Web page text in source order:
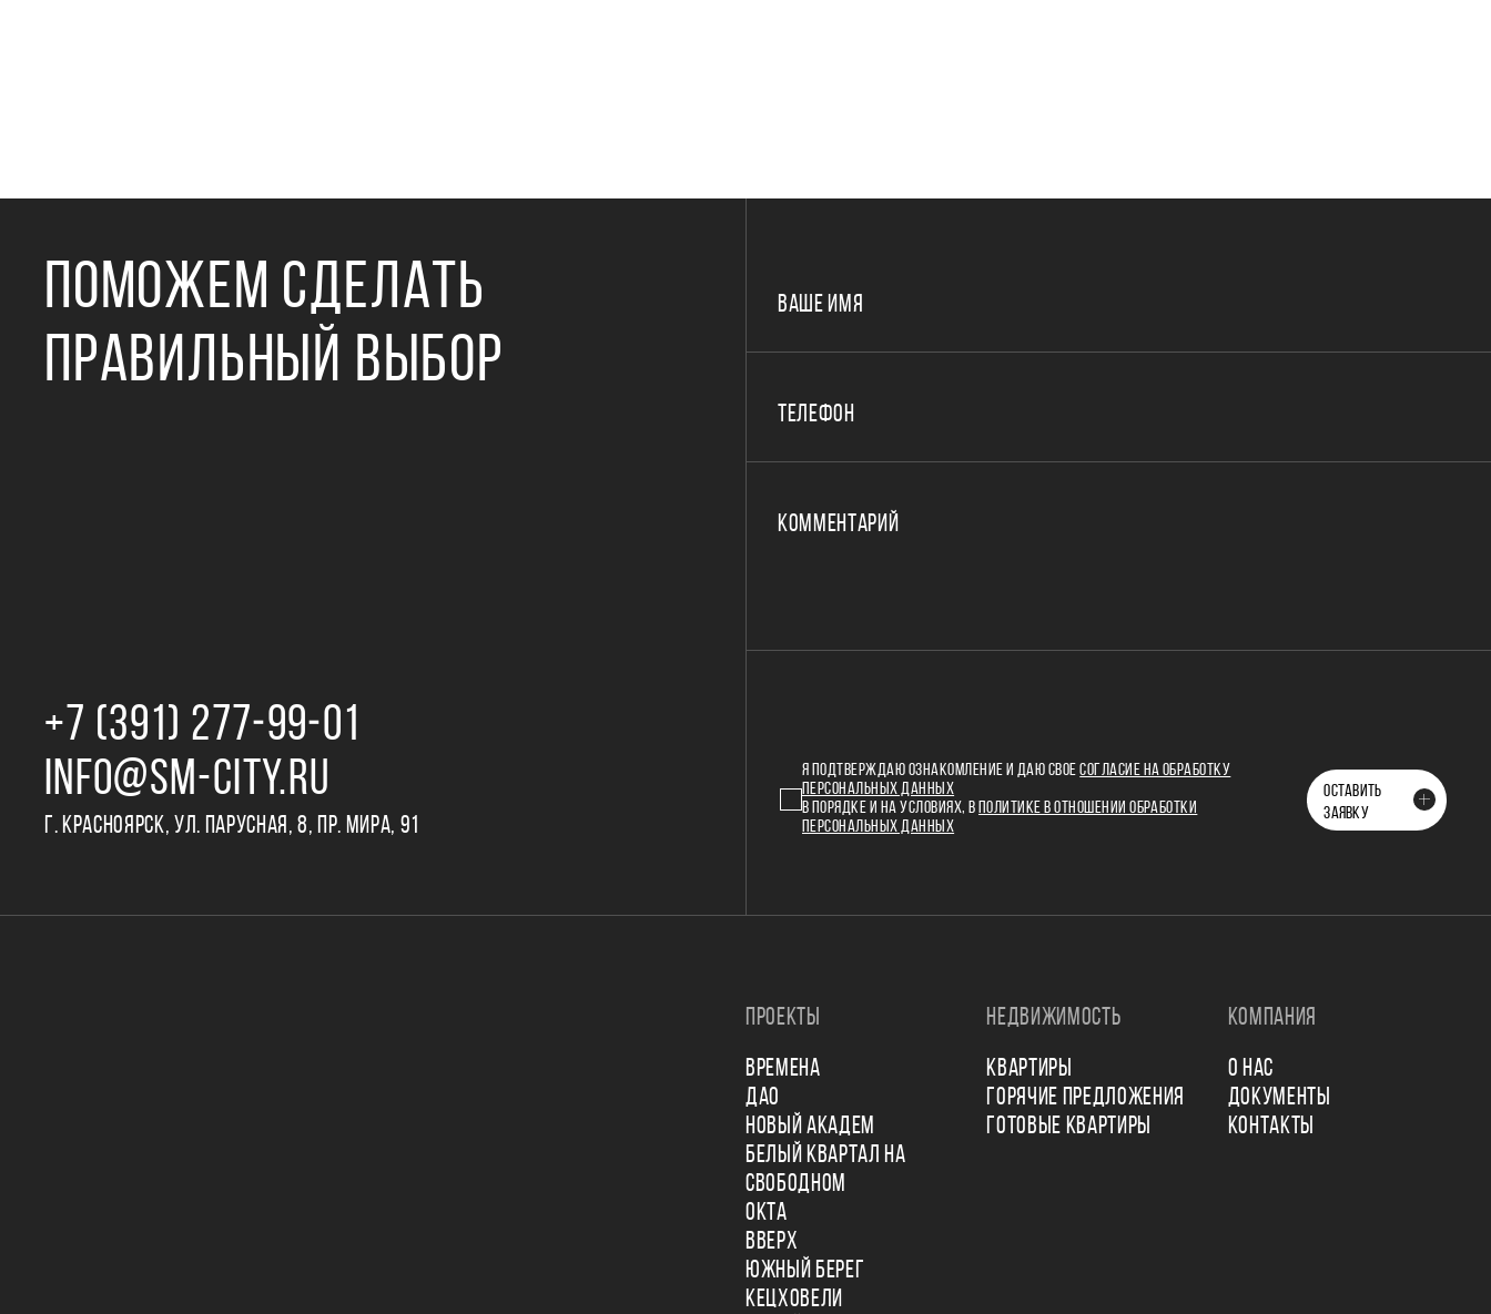
ПОМОЖЕМ СДЕЛАТЬ
ПРАВИЛЬНЫЙ ВЫБОР
+7 (391) 277‒99‒01
INFO@SM-CITY.RU
Г. КРАСНОЯРСК, УЛ. ПАРУСНАЯ, 8, ПР. МИРА, 91
ВАШЕ ИМЯ
ТЕЛЕФОН
КОММЕНТАРИЙ
Я ПОДТВЕРЖДАЮ ОЗНАКОМЛЕНИЕ И ДАЮ СВОЕСОГЛАСИЕ НА ОБРАБОТКУ
ПЕРСОНАЛЬНЫХ ДАННЫХ
В ПОРЯДКЕ И НА УСЛОВИЯХ, В
ПОЛИТИКЕ В ОТНОШЕНИИ ОБРАБОТКИ
ПЕРСОНАЛЬНЫХ ДАННЫХ
ОСТАВИТЬ
ЗАЯВКУ
ПРОЕКТЫ
ВРЕМЕНА
ДАО
НОВЫЙ АКАДЕМ
БЕЛЫЙ КВАРТАЛ НА
СВОБОДНОМ
ОКТА
ВВЕРХ
ЮЖНЫЙ БЕРЕГ
КЕЦХОВЕЛИ
НЕДВИЖИМОСТЬ
КВАРТИРЫ
ГОРЯЧИЕ ПРЕДЛОЖЕНИЯ
ГОТОВЫЕ КВАРТИРЫ
КОМПАНИЯ
О НАС
ДОКУМЕНТЫ
КОНТАКТЫ